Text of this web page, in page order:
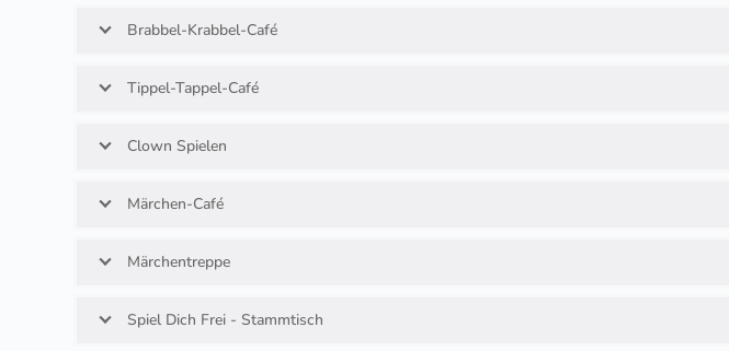
Brabbel-Krabbel-Café
Tippel-Tappel-Café
Clown Spielen
Märchen-Café
Märchentreppe
Spiel Dich Frei - Stammtisch